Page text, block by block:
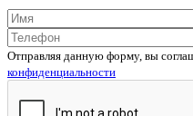
Отправляя данную форму, вы
конфиденциальности